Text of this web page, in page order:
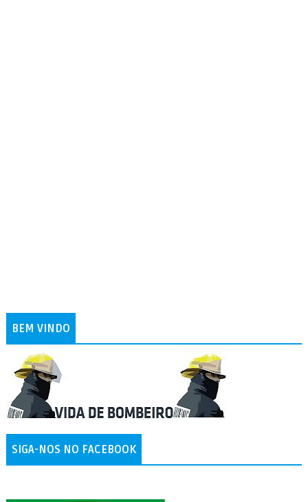
BEM VINDO
SIGA-NOS NO FACEBOOK